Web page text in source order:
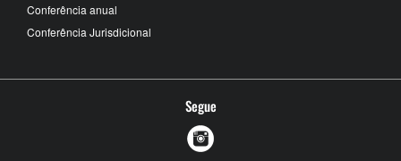
Conferência anual
Conferência Jurisdicional
Segue